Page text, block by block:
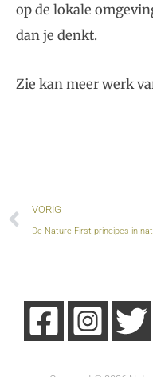
op de lokale
dan je denkt.
Zie kan meer werk
Vorige
VORIG